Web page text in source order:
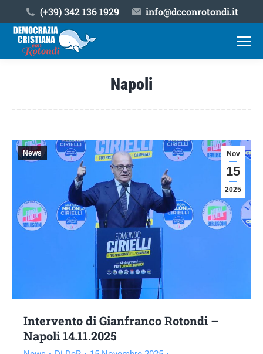
(+39) ‎342 136 1929 info@dcconrotondi.it
Napoli
Nov
15
2025
News
Intervento di Gianfranco Rotondi –
Napoli 14.11.2025